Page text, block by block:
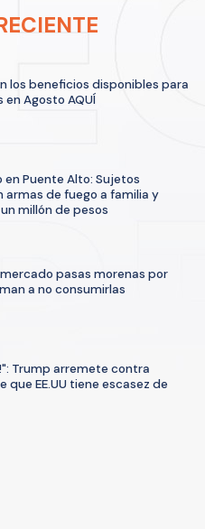
los beneficios disponibles para
Agosto AQUÍ
Puente Alto: Sujetos
armas de fuego a familia y
millón de pesos
pasas morenas por
a no consumirlas
Trump arremete contra
que EE.UU tiene escasez de